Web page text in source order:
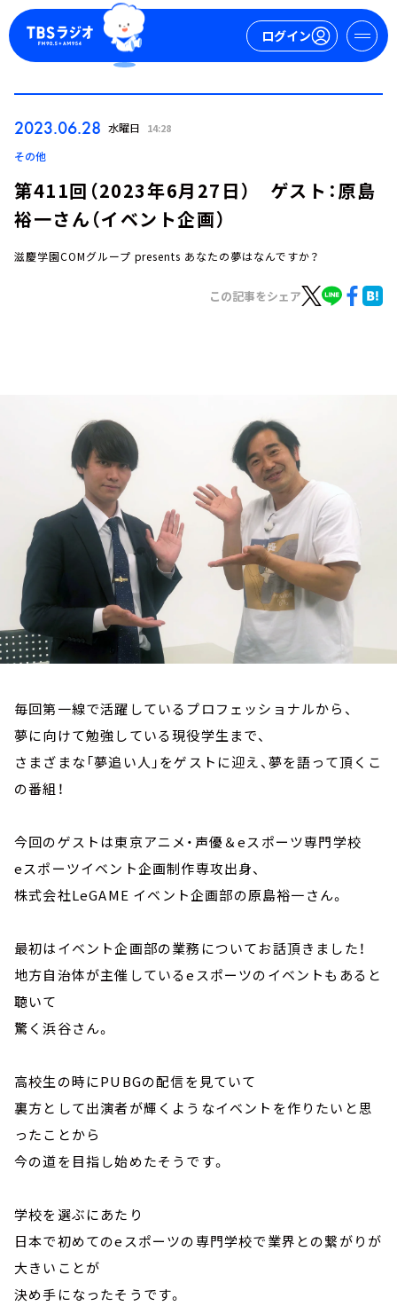
ログイン
イベント・グッズ
YouTube
会社情報
2023.06.28 水曜日 14:28
その他
第411回（2023年6月27日） ゲスト：原島
裕一さん（イベント企画）
滋慶学園COMグループ presents あなたの夢はなんですか？
この記事をシェア
毎回第一線で活躍しているプロフェッショナルから、
夢に向けて勉強している現役学生まで、
さまざまな「夢追い人」をゲストに迎え、夢を語って頂くこ
の番組！
今回のゲストは東京アニメ・声優＆eスポーツ専門学校
eスポーツイベント企画制作専攻出身、
株式会社LeGAME イベント企画部の原島裕一さん。
最初はイベント企画部の業務についてお話頂きました！
地方自治体が主催しているeスポーツのイベントもあると
聴いて
驚く浜谷さん。
高校生の時にPUBGの配信を見ていて
裏方として出演者が輝くようなイベントを作りたいと思
ったことから
今の道を目指し始めたそうです。
学校を選ぶにあたり
日本で初めてのeスポーツの専門学校で業界との繋がりが
大きいことが
決め手になったそうです。